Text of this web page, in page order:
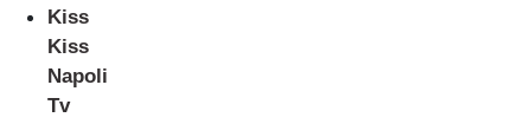
Kiss
Kiss
Napoli
Tv